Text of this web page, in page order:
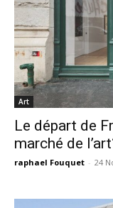
Art
Le départ de
marché de
raphael Fouquet - 24